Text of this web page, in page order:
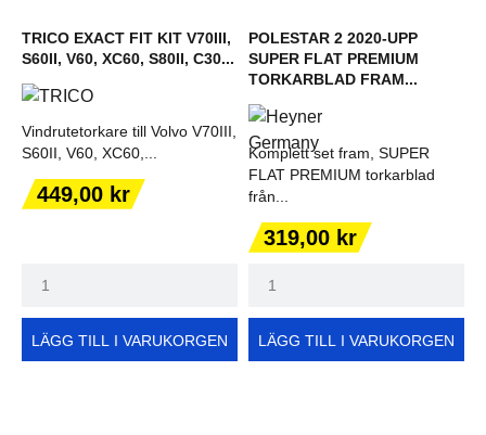
TRICO EXACT FIT KIT V70III,
S60II, V60, XC60, S80II, C30...
Vindrutetorkare till Volvo V70III,
S60II, V60, XC60,...
Pris
449,00 kr
LÄGG TILL I VARUKORGEN
POLESTAR 2 2020-UPP
SUPER FLAT PREMIUM
TORKARBLAD FRAM...
Komplett set fram, SUPER
FLAT PREMIUM torkarblad
från...
Pris
319,00 kr
LÄGG TILL I VARUKORGEN